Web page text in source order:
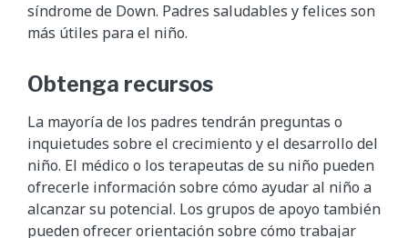
síndrome de Down. Padres saludables y felices son
más útiles para el niño.
Obtenga recursos
La mayoría de los padres tendrán preguntas o
inquietudes sobre el crecimiento y el desarrollo del
niño. El médico o los terapeutas de su niño pueden
ofrecerle información sobre cómo ayudar al niño a
alcanzar su potencial. Los grupos de apoyo también
pueden ofrecer orientación sobre cómo trabajar